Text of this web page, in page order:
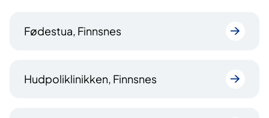
Fødestua, Finnsnes
Hudpoliklinikken, Finnsnes